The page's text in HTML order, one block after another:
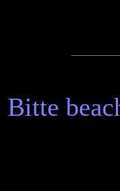
Bitte